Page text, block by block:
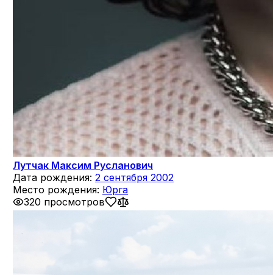
Лутчак Максим Русланович
Дата рождения: 2 сентября 2002
Место рождения: Юрга
320 просмотров